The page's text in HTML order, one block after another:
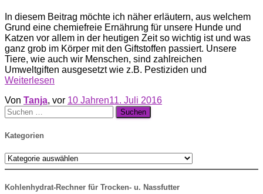
In diesem Beitrag möchte ich näher erläutern, aus welchem
Grund eine chemiefreie Ernährung für unsere Hunde und
Katzen vor allem in der heutigen Zeit so wichtig ist und was
ganz grob im Körper mit den Giftstoffen passiert. Unsere
Tiere, wie auch wir Menschen, sind zahlreichen
Umweltgiften ausgesetzt wie z.B. Pestiziden und
Weiterlesen
Von Tanja, vor 10 Jahren11. Juli 2016
Suche
nach:
Kategorien
Kategorien
Kohlenhydrat-Rechner für Trocken- u. Nassfutter